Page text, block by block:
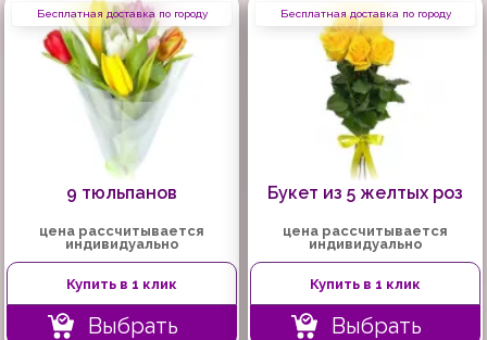
Бесплатная доставка по городу
9 тюльпанов
цена рассчитывается
индивидуально
Купить в 1 клик
Выбрать
Бесплатная доставка по городу
Букет из 5 желтых роз
цена рассчитывается
индивидуально
Купить в 1 клик
Выбрать